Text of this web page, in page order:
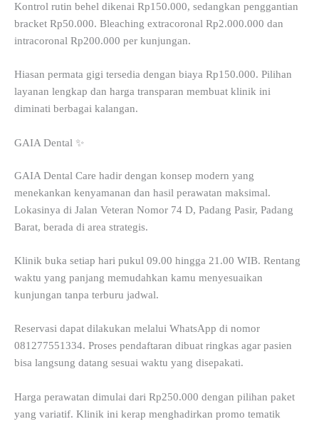
Kontrol rutin behel dikenai Rp150.000, sedangkan penggantian
bracket Rp50.000. Bleaching extracoronal Rp2.000.000 dan
intracoronal Rp200.000 per kunjungan.
Hiasan permata gigi tersedia dengan biaya Rp150.000. Pilihan
layanan lengkap dan harga transparan membuat klinik ini
diminati berbagai kalangan.
GAIA Dental ✨
GAIA Dental Care hadir dengan konsep modern yang
menekankan kenyamanan dan hasil perawatan maksimal.
Lokasinya di Jalan Veteran Nomor 74 D, Padang Pasir, Padang
Barat, berada di area strategis.
Klinik buka setiap hari pukul 09.00 hingga 21.00 WIB. Rentang
waktu yang panjang memudahkan kamu menyesuaikan
kunjungan tanpa terburu jadwal.
Reservasi dapat dilakukan melalui WhatsApp di nomor
081277551334. Proses pendaftaran dibuat ringkas agar pasien
bisa langsung datang sesuai waktu yang disepakati.
Harga perawatan dimulai dari Rp250.000 dengan pilihan paket
yang variatif. Klinik ini kerap menghadirkan promo tematik